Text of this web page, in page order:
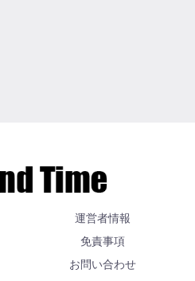
運営者情報
免責事項
お問い合わせ